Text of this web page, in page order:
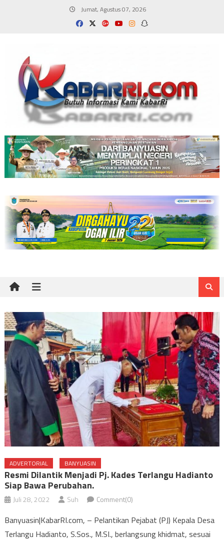
Jumat, Agustus 07, 2026
ADVERTORIAL BANYUASIN
Resmi Dilantik Menjadi Pj. Kades Terlangu Hadianto
Siap Bawa Perubahan.
Juli 28, 2022 Suh Comment(0)
Banyuasin|KabarRI.com, – Pelantikan Pejabat (PJ) Kepala Desa
Terlangu Hadianto, S.Sos., M.SI., berlangsung khidmat, sesuai